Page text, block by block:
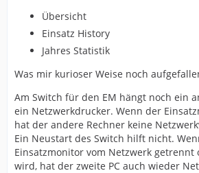
Übersicht
Einsatz History
Jahres Statistik
Was mir kurioser Weise noch
Am Switch für den EM hängt noch ein
ein Netzwerkdrucker. Wenn der
hat der andere Rechner keine
Ein Neustart des Switch hilft nicht.
Einsatzmonitor vom Netzwerk
wird, hat der zweite PC auch wieder